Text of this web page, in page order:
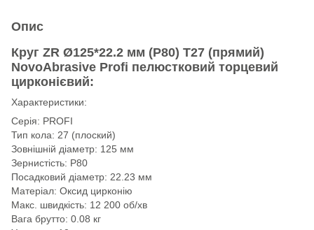
Опис
Круг ZR Ø125*22.2 мм (P80) Т27 (прямий)
NovoAbrasive Profi пелюстковий торцевий
цирконієвий:
Характеристики:
Серія: PROFI
Тип кола: 27 (плоский)
Зовнішній діаметр: 125 мм
Зернистість: P80
Посадковий діаметр: 22.23 мм
Матеріал: Оксид цирконію
Макс. швидкість: 12 200 об/хв
Вага брутто: 0.08 кг